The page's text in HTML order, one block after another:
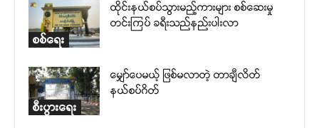
စစ်ရေး
ထိုင်းနယ်စပ်သွားမည့်ကားများ စစ်ဆေးမှု
တင်းကြပ် ခရီးသည်နည်းပါးလာ
စီးပွားရေး
မျှော်ပေမယ့် ဖြစ်မလာတဲ့ တာချီလိတ်
နယ်စပ်ဂိတ်